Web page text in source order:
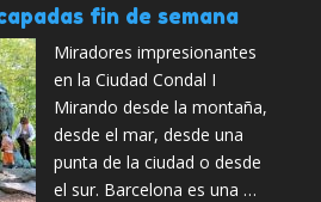
fin de semana
Miradores impresionantes
en la Ciudad Condal I
Mirando desde la montaña,
desde el mar, desde una
punta de la ciudad o desde
el sur. Barcelona es una …